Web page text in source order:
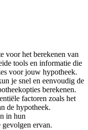
voor het berekenen van
tools en informatie die
voor jouw hypotheek.
je snel en eenvoudig de
berekenen.
factoren zoals het
de hypotheek.
in hun
ervan.